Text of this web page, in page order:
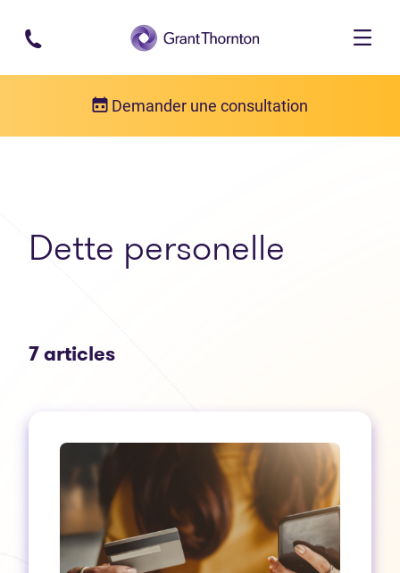
Passer au contenu principal
Demander une consultation
Dette personelle
7 articles